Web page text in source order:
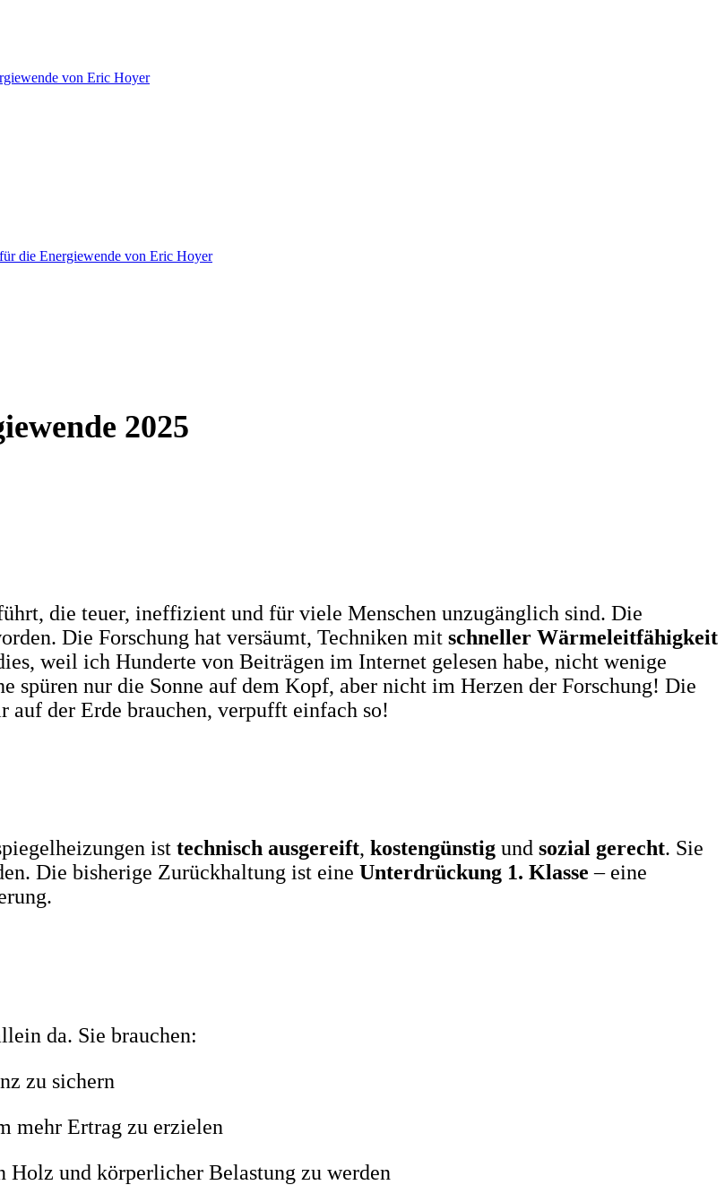
von Eric Hoyer
die Energiewende von Eric Hoyer
2025
die teuer, ineffizient und für viele Menschen unzugänglich sind. Die
Die Forschung hat versäumt, Techniken mit schneller Wärmeleitfähigkeit
weil ich Hunderte von Beiträgen im Internet gelesen habe, nicht wenige
spüren nur die Sonne auf dem Kopf, aber nicht im Herzen der Forschung! Die
der Erde brauchen, verpufft einfach so!
ist technisch ausgereift, kostengünstig und sozial gerecht. Sie
Die bisherige Zurückhaltung ist eine Unterdrückung 1. Klasse – eine
da. Sie brauchen:
zu sichern
mehr Ertrag zu erzielen
Holz und körperlicher Belastung zu werden